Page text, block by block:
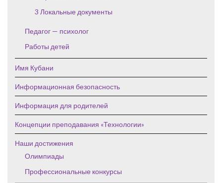
3 Локальные документы
Педагог — психолог
Работы детей
Имя Кубани
Информационная безопасность
Информация для родителей
Концепции преподавания «Технологии»
Наши достижения
Олимпиады
Профессиональные конкурсы